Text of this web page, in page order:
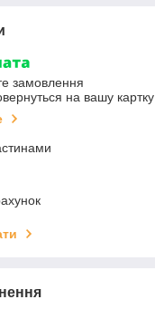
замовлення
на вашу картку